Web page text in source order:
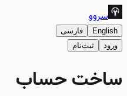
سروو
English
فارسی
ورود
ثبت‌نام
ساخت حساب